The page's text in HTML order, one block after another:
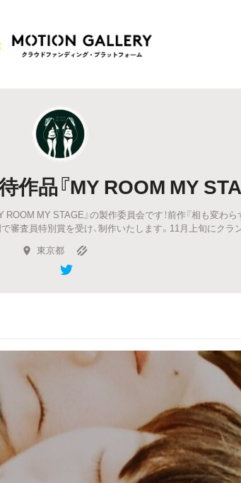
Highlight
新着プロジェクト
Feature
キュレーターから探す 特集から探す
Legendary
品『MY ROOM MY
MY STAGE』の製作委員会です！前作『相も変わら
審査員特別賞を受け、制作いたします。11月上旬にクラ
東京都